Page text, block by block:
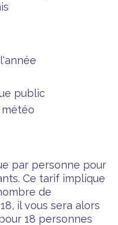
public
par personne pour
Ce tarif implique
de
il vous sera alors
18 personnes